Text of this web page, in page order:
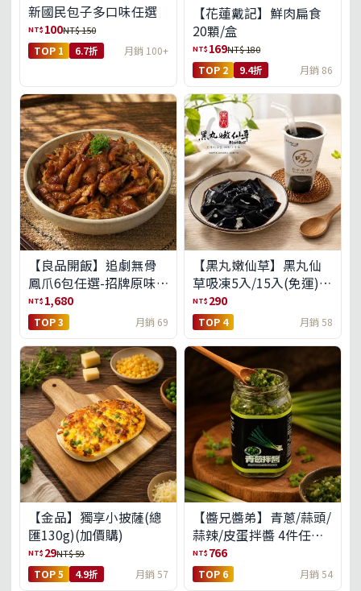
新國民包子多口味任選
NT$ 100NT$ 150
TOP 1 6.7折 月銷 100+
【花蓮戴記】鮮肉扁食
20顆/盒
NT$ 169NT$ 180
TOP 2 9.4折 月銷 86
【良品開飯】追劇無骨
鳳爪6包任選-招牌原味/
濃濃蒜香/過癮麻辣(免運
組)
NT$ 1,680
TOP 3 月銷 69
【黑丸嫩仙草】黑丸仙
草吸凍5入/15入(免運)
(預購中8/14出貨)
NT$ 290
TOP 4 月銷 58
【金品】獨享小披薩(總
匯130g)(加價購)
NT$ 29NT$ 59
TOP 5 4.9折 月銷 57
【醬兄醬弟】青蔥/蒜頭/
蒜辣/皮蛋拌醬 4件任選
(免運組)
NT$ 766
TOP 6 月銷 54